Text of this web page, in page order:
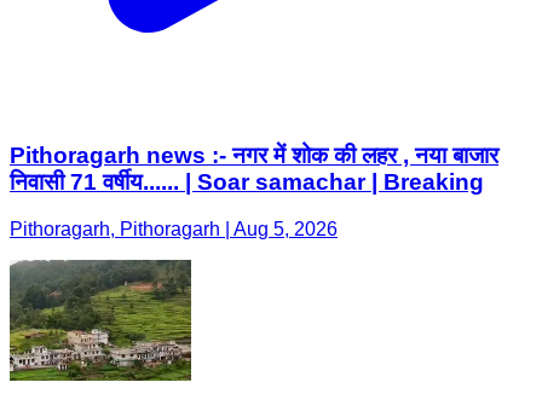
Pithoragarh news :- नगर में शोक की लहर , नया बाजार
निवासी 71 वर्षीय...... | Soar samachar | Breaking
Pithoragarh, Pithoragarh | Aug 5, 2026